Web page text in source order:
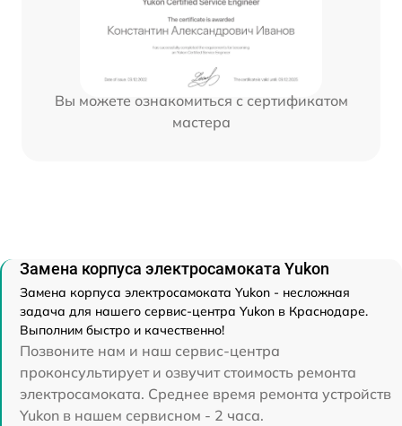
Вы можете ознакомиться с сертификатом
мастера
Замена корпуса электросамоката Yukon
Замена корпуса электросамоката Yukon - несложная
задача для нашего сервис-центра Yukon в Краснодаре.
Выполним быстро и качественно!
Позвоните нам и наш сервис-центра
проконсультирует и озвучит стоимость ремонта
электросамоката. Среднее время ремонта устройств
Yukon в нашем сервисном - 2 часа.